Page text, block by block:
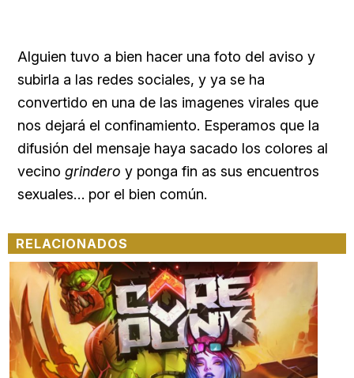
Alguien tuvo a bien hacer una foto del aviso y
subirla a las redes sociales, y ya se ha
convertido en una de las imagenes virales que
nos dejará el confinamiento. Esperamos que la
difusión del mensaje haya sacado los colores al
vecino grindero y ponga fin as sus encuentros
sexuales… por el bien común.
RELACIONADOS